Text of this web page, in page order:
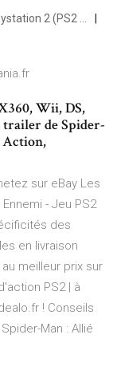
2 (PS2 ...
Wii, DS,
trailer de Spider-
Action,
sur eBay Les
- Jeu PS2
des
en livraison
meilleur prix sur
PS2 | à
! Conseils
Man : Allié